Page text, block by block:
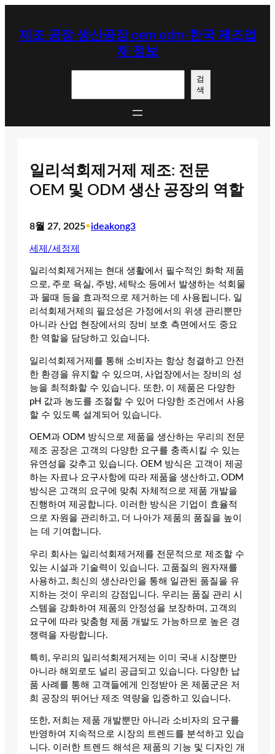
제조 공장 생산공장 oem odm-한국 제조업
체 정보
검
색
일리석회제거제 제조: 전문
OEM 및 ODM 생산 공장의 역할
8월 27, 2025•ideakong3
세제/세정제
일리석회제거제는 현대 생활에서 필수적인 화학 제품
으로, 주로 욕실, 주방, 세탁소 등에서 발생하는 석회물
과 물때 등을 효과적으로 제거하는 데 사용됩니다. 일
리석회제거제의 필요성은 가정에서의 위생 관리뿐만
아니라 산업 현장에서의 장비 보호 측면에서도 중요
한 역할을 담당하고 있습니다.
일리석회제거제를 통해 소비자는 항상 청결하고 안전
한 환경을 유지할 수 있으며, 사업장에서는 장비의 성
능을 최적화할 수 있습니다. 또한, 이 제품은 다양한
pH 값과 농도를 조절할 수 있어 다양한 조건에서 사용
할 수 있도록 설계되어 있습니다.
OEM과 ODM 방식으로 제품을 생산하는 우리의 전문
제조 공장은 고객의 다양한 요구를 충족시킬 수 있는
유연성을 갖추고 있습니다. OEM 방식은 고객이 제공
하는 자료나 요구사항에 따라 제품을 생산하고, ODM
방식은 고객의 요구에 맞춰 자체적으로 제품 개발을
진행하여 제공합니다. 이러한 방식은 기업이 효율적
으로 자원을 관리하고, 더 나아가 제품의 품질을 높이
는 데 기여합니다.
우리 회사는 일리석회제거제를 전문적으로 제조할 수
있는 시설과 기술력이 있습니다. 고품질의 원자재를
사용하고, 최신의 생산라인을 통해 일관된 품질을 유
지하는 것이 우리의 강점입니다. 우리는 품질 관리 시
스템을 강화하여 제품의 안정성을 보장하며, 고객의
요구에 따라 맞춤형 제품 개발도 가능하므로 높은 경
쟁력을 자랑합니다.
특히, 우리의 일리석회제거제는 이미 국내 시장뿐만
아니라 해외로도 널리 공급되고 있습니다. 다양한 납
품 사례를 통해 고객들에게 인정받아 온 제품군은 저
희 공장의 뛰어난 제조 역량을 입증하고 있습니다.
또한, 저희는 제품 개발뿐만 아니라 소비자의 요구를
반영하여 지속적으로 시장의 트렌드를 분석하고 있습
니다. 이러한 트렌드 해석은 제품의 기능 및 디자인 개